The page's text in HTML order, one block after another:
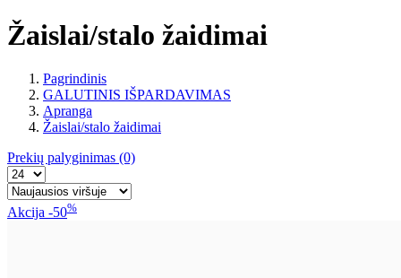
Žaislai/stalo žaidimai
Pagrindinis
GALUTINIS IŠPARDAVIMAS
Apranga
Žaislai/stalo žaidimai
Prekių palyginimas (0)
Akcija -50%